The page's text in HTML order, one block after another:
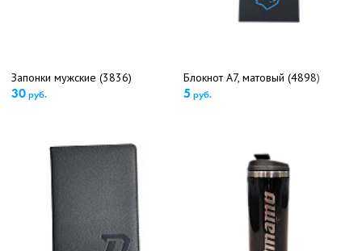
Запонки мужские (3836)
30руб.
Блокнот А7, матовый (4898)
5 руб.